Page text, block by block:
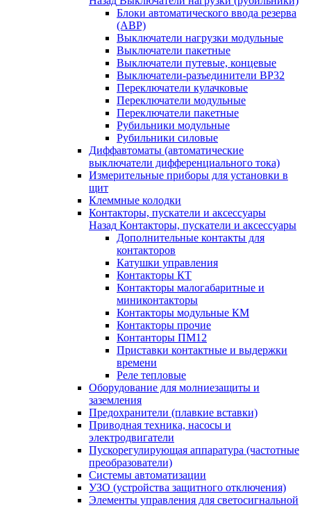
Блоки автоматического ввода резерва
(АВР)
Выключатели нагрузки модульные
Выключатели пакетные
Выключатели путевые, концевые
Выключатели-разъединители ВР32
Переключатели кулачковые
Переключатели модульные
Переключатели пакетные
Рубильники модульные
Рубильники силовые
Диффавтоматы (автоматические
выключатели дифференциального тока)
Измерительные приборы для установки в
щит
Клеммные колодки
Контакторы, пускатели и аксессуары
Назад Контакторы, пускатели и аксессуары
Дополнительные контакты для
контакторов
Катушки управления
Контакторы КТ
Контакторы малогабаритные и
миниконтакторы
Контакторы модульные КМ
Контакторы прочие
Контанторы ПМ12
Приставки контактные и выдержки
времени
Реле тепловые
Оборудование для молниезащиты и
заземления
Предохранители (плавкие вставки)
Приводная техника, насосы и
электродвигатели
Пускорегулирующая аппаратура (частотные
преобразователи)
Системы автоматизации
УЗО (устройства защитного отключения)
Элементы управления для светосигнальной